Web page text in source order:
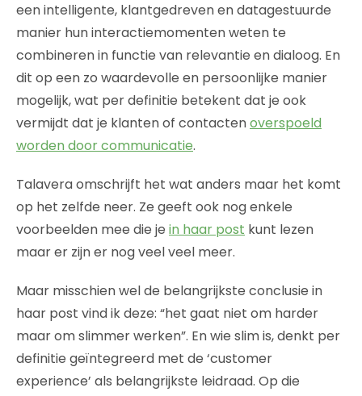
een intelligente, klantgedreven en datagestuurde
manier hun interactiemomenten weten te
combineren in functie van relevantie en dialoog. En
dit op een zo waardevolle en persoonlijke manier
mogelijk, wat per definitie betekent dat je ook
vermijdt dat je klanten of contactenoverspoeld
worden door communicatie.
Talavera omschrijft het wat anders maar het komt
op het zelfde neer. Ze geeft ook nog enkele
voorbeelden mee die je in haar post kunt lezen
maar er zijn er nog veel veel meer.
Maar misschien wel de belangrijkste conclusie in
haar post vind ik deze: “het gaat niet om harder
maar om slimmer werken”. En wie slim is, denkt per
definitie geïntegreerd met de ‘customer
experience’ als belangrijkste leidraad. Op die